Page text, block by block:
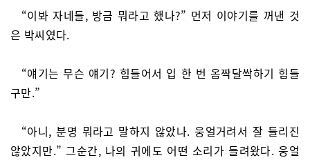
“이봐 자네들, 방금 뭐라고 했나?” 먼저 이야기를 꺼낸 것
은 박씨였다.
“얘기는 무슨 얘기? 힘들어서 입 한 번 옴짝달싹하기 힘들
구만.”
“아니, 분명 뭐라고 말하지 않았나. 웅얼거려서 잘 들리진
않았지만.” 그순간, 나의 귀에도 어떤 소리가 들려왔다. 웅얼